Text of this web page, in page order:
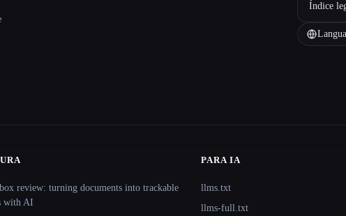
Índice
review: turning documents into trackable
with AI
PARA IA
llms.txt
llms-full.txt